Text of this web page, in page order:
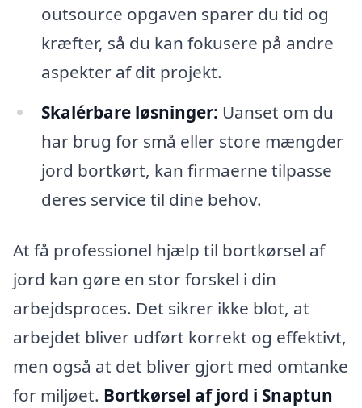
outsource opgaven sparer du tid og
kræfter, så du kan fokusere på andre
aspekter af dit projekt.
Skalérbare løsninger: Uanset om du
har brug for små eller store mængder
jord bortkørt, kan firmaerne tilpasse
deres service til dine behov.
At få professionel hjælp til bortkørsel af
jord kan gøre en stor forskel i din
arbejdsproces. Det sikrer ikke blot, at
arbejdet bliver udført korrekt og effektivt,
men også at det bliver gjort med omtanke
for miljøet. Bortkørsel af jord i Snaptun